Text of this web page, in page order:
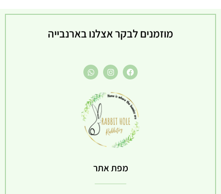
מוזמנים לבקר אצלנו בארנבייה
מפת אתר